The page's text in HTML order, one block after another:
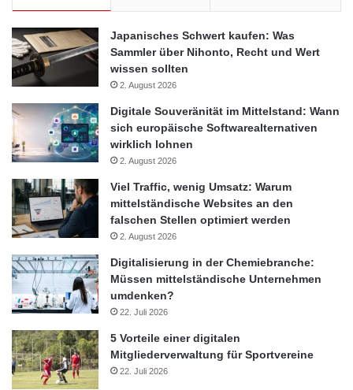
Japanisches Schwert kaufen: Was
Sammler über Nihonto, Recht und Wert
wissen sollten
2. August 2026
Digitale Souveränität im Mittelstand: Wann
sich europäische Softwarealternativen
wirklich lohnen
2. August 2026
Viel Traffic, wenig Umsatz: Warum
mittelständische Websites an den
falschen Stellen optimiert werden
2. August 2026
Digitalisierung in der Chemiebranche:
Müssen mittelständische Unternehmen
umdenken?
22. Juli 2026
5 Vorteile einer digitalen
Mitgliederverwaltung für Sportvereine
22. Juli 2026